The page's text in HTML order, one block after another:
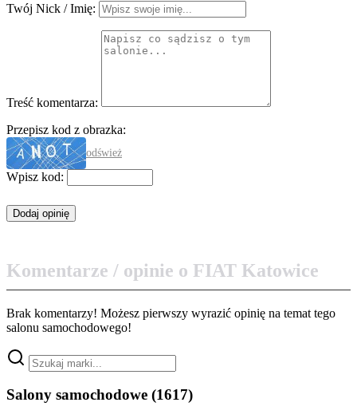
Twój Nick / Imię:
Treść komentarza:
Przepisz kod z obrazka:
odśwież
Wpisz kod:
Komentarze / opinie o FIAT Katowice
Brak komentarzy! Możesz pierwszy wyrazić opinię na temat tego
salonu samochodowego!
Salony samochodowe (1617)